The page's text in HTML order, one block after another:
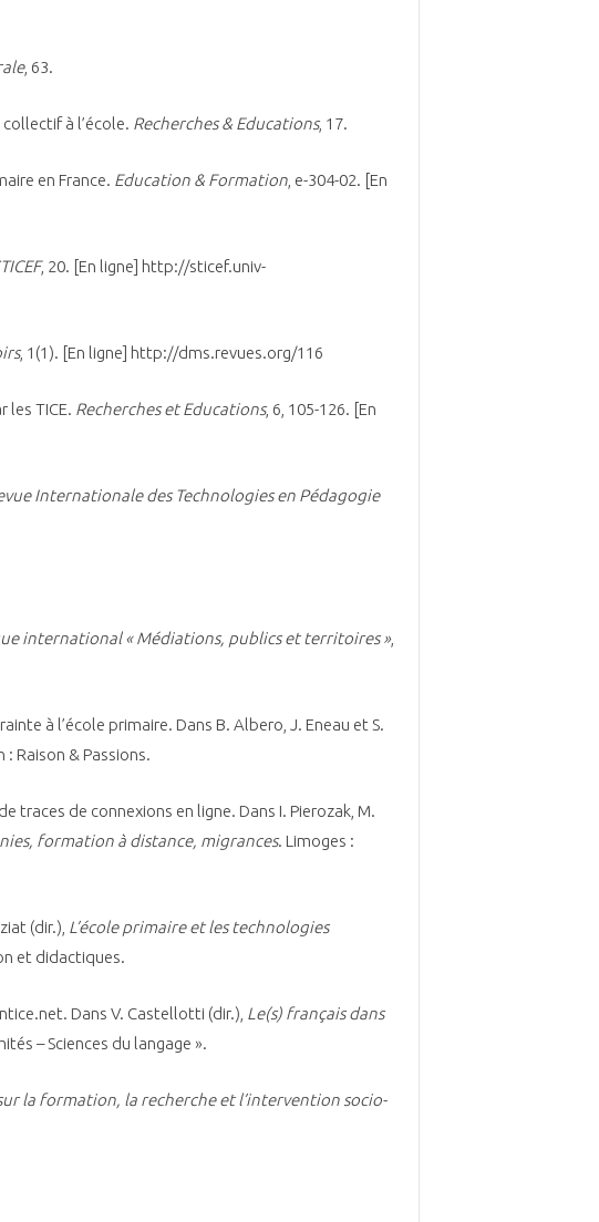
, 63.
à l’école. Recherches & Educations, 17.
en France. Education & Formation , e-304-02. [En
, 20. [En ligne] http://sticef.univ-
, 1(1). [En ligne] http://dms.revues.org/116
les TICE. Recherches et Educations, 6, 105-126. [En
Internationale des Technologies en Pédagogie
international « Médiations, publics et territoires »,
à l’école primaire. Dans B. Albero, J. Eneau et S.
: Raison & Passions.
de connexions en ligne. Dans I. Pierozak, M.
formation à distance, migrances. Limoges :
(dir.), L’école primaire et les technologies
et didactiques.
Dans V. Castellotti (dir.), Le(s) français dans
– Sciences du langage ».
la formation, la recherche et l’intervention socio-